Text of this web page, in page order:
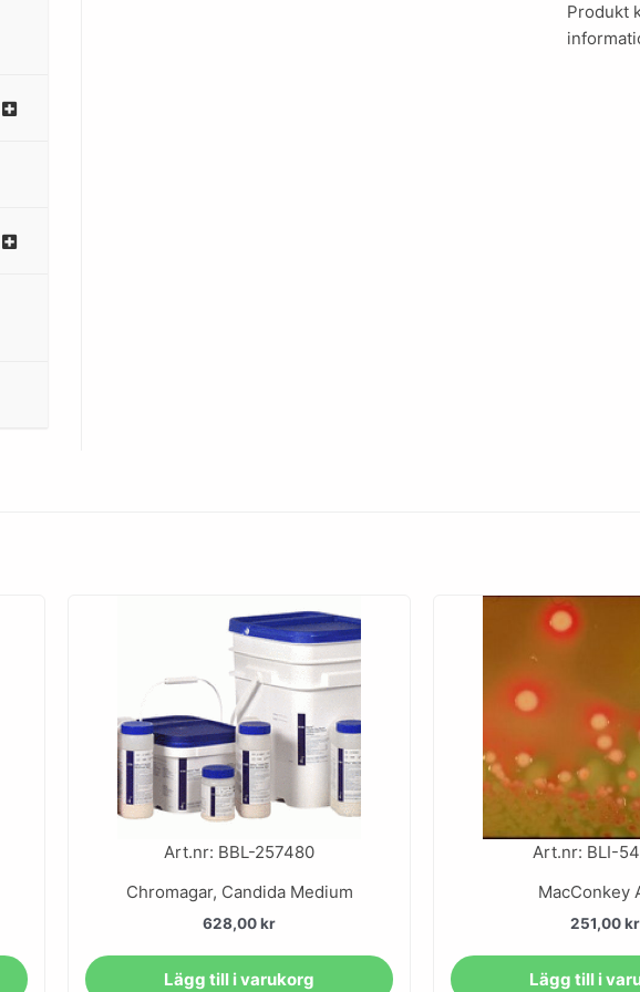
Produkt
Art.nr: BBL-257480
Chromagar, Candida Medium
628,00kr
Lägg till i varukorg
Art.nr: BLI-
MacConkey
251,00kr
Lägg till i